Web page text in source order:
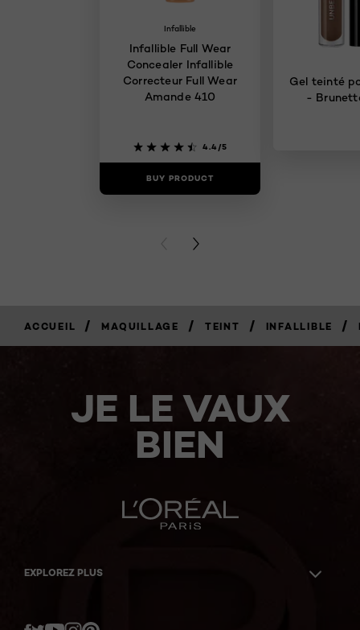
Infallible
Infallible Full Wear
Concealer Infallible
Correcteur Full Wear
Amande 410
4.4/5
BUY PRODUCT
Gel teinté
-
PREVIOUS CARD
NEXT CARD
ACCUEIL / MAQUILLAGE / TEINT / INFALLIBLE /
JE LE VAUX
BIEN
EXPLOREZ PLUS